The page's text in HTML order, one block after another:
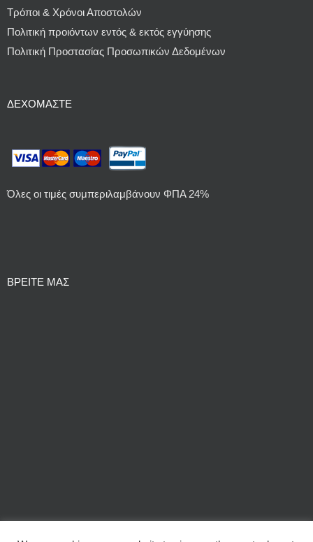
Τρόποι & Χρόνοι Αποστολών
Πολιτική προιόντων εντός & εκτός εγγύησης
Πολιτική Προστασίας Προσωπικών Δεδομένων
ΔΕΧΌΜΑΣΤΕ
Όλες οι τιμές συμπεριλαμβάνουν ΦΠΑ 24%
ΒΡΕΙΤΕ ΜΑΣ